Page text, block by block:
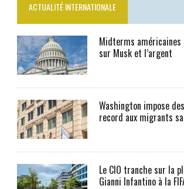
ACTUALITÉ INTERNATIONALE
Midterms américaines
sur Musk et l’argent
Washington impose
record aux migrants
Le CIO tranche sur la
Gianni Infantino à la